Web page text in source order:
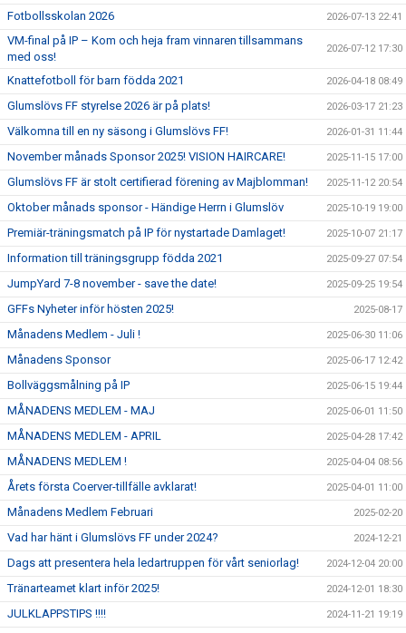
Fotbollsskolan 2026 2026-07-13 22:41
VM-final på IP – Kom och heja fram vinnaren tillsammans
med oss!
2026-07-12 17:30
Knattefotboll för barn födda 2021 2026-04-18 08:49
Glumslövs FF styrelse 2026 är på plats! 2026-03-17 21:23
Välkomna till en ny säsong i Glumslövs FF! 2026-01-31 11:44
November månads Sponsor 2025! VISION HAIRCARE! 2025-11-15 17:00
Glumslövs FF är stolt certifierad förening av Majblomman! 2025-11-12 20:54
Oktober månads sponsor - Händige Herrn i Glumslöv 2025-10-19 19:00
Premiär-träningsmatch på IP för nystartade Damlaget! 2025-10-07 21:17
Information till träningsgrupp födda 2021 2025-09-27 07:54
JumpYard 7-8 november - save the date! 2025-09-25 19:54
GFFs Nyheter inför hösten 2025! 2025-08-17
Månadens Medlem - Juli ! 2025-06-30 11:06
Månadens Sponsor 2025-06-17 12:42
Bollväggsmålning på IP 2025-06-15 19:44
MÅNADENS MEDLEM - MAJ 2025-06-01 11:50
MÅNADENS MEDLEM - APRIL 2025-04-28 17:42
MÅNADENS MEDLEM ! 2025-04-04 08:56
Årets första Coerver-tillfälle avklarat! 2025-04-01 11:00
Månadens Medlem Februari 2025-02-20
Vad har hänt i Glumslövs FF under 2024? 2024-12-21
Dags att presentera hela ledartruppen för vårt seniorlag! 2024-12-04 20:00
Tränarteamet klart inför 2025! 2024-12-01 18:30
JULKLAPPSTIPS !!!! 2024-11-21 19:19